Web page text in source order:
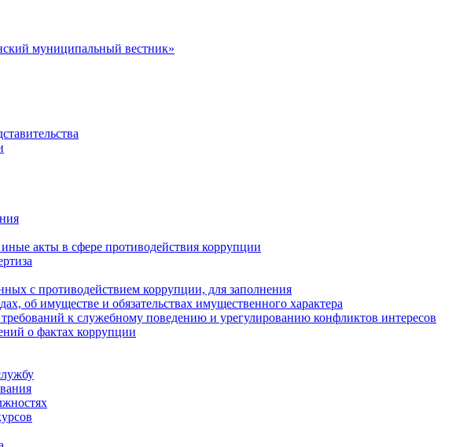
муниципальный вестник»
акты в сфере противодействия коррупции
с противодействием коррупции, для заполнения
об имуществе и обязательствах имущественного характера
к служебному поведению и урегулированию конфликтов интересов
о фактах коррупции